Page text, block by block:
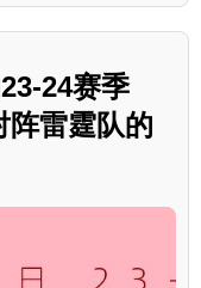
24赛季
阵雷霆队的